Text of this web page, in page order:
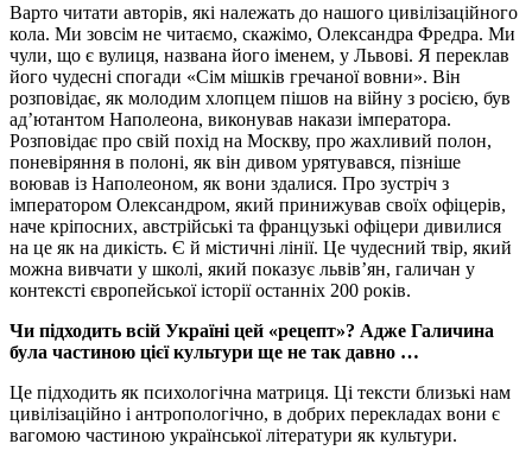
Варто читати авторів, які належать до нашого цивілізаційного
кола. Ми зовсім не читаємо, скажімо, Олександра Фредра. Ми
чули, що є вулиця, названа його іменем, у Львові. Я переклав
його чудесні спогади «Сім мішків гречаної вовни». Він
розповідає, як молодим хлопцем пішов на війну з росією, був
ад’ютантом Наполеона, виконував накази імператора.
Розповідає про свій похід на Москву, про жахливий полон,
поневіряння в полоні, як він дивом урятувався, пізніше
воював із Наполеоном, як вони здалися. Про зустріч з
імператором Олександром, який принижував своїх офіцерів,
наче кріпосних, австрійські та французькі офіцери дивилися
на це як на дикість. Є й містичні лінії. Це чудесний твір, який
можна вивчати у школі, який показує львів’ян, галичан у
контексті європейської історії останніх 200 років.
Чи підходить всій Україні цей «рецепт»? Адже Галичина
була частиною цієї культури ще не так давно …
Це підходить як психологічна матриця. Ці тексти близькі нам
цивілізаційно і антропологічно, в добрих перекладах вони є
вагомою частиною української літератури як культури.